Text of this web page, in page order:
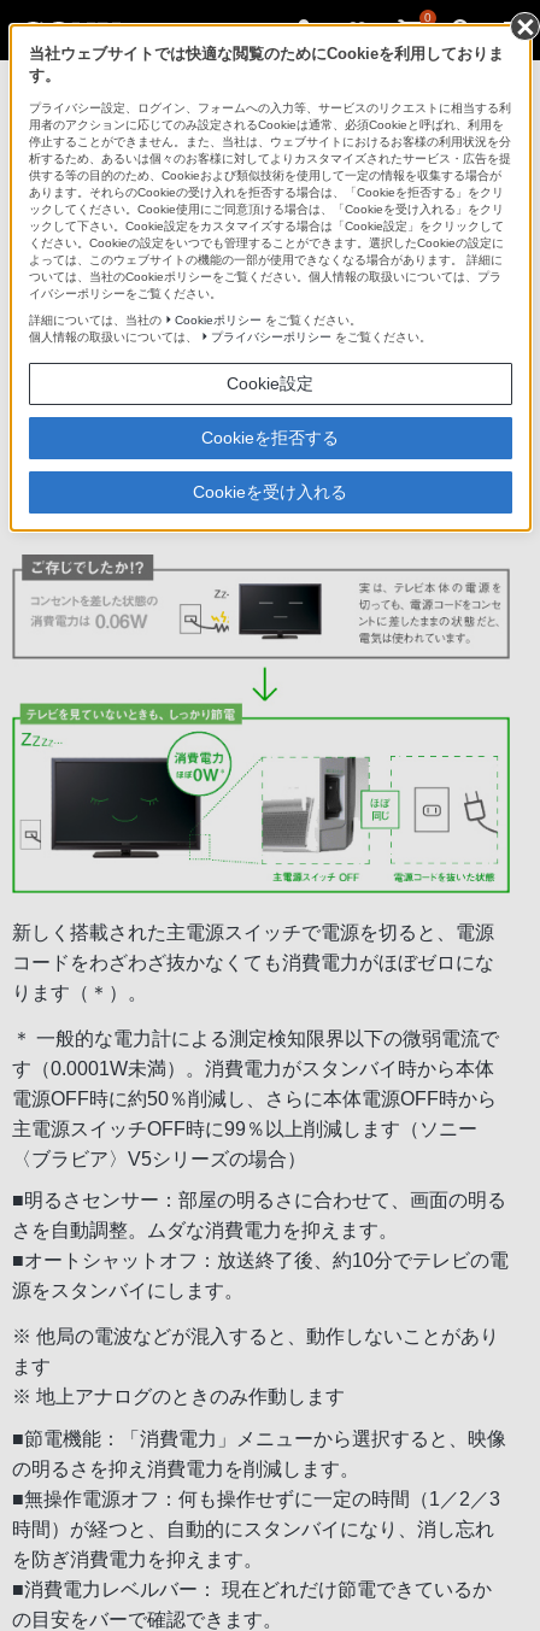
0
KDL-40F5
地上・BS・110度CSデジタルハイビジョン液晶テレビ KDL-40F5
商品の特長 | 環境
電源コードを抜かずに、電源オフ時の電力をほ
ぼ0W＊にできる「主電源スイッチ」
新しく搭載された主電源スイッチで電源を切ると、電源
コードをわざわざ抜かなくても消費電力がほぼゼロにな
ります（＊）。
＊ 一般的な電力計による測定検知限界以下の微弱電流で
す（0.0001W未満）。消費電力がスタンバイ時から本体
電源OFF時に約50％削減し、さらに本体電源OFF時から
主電源スイッチOFF時に99％以上削減します（ソニー
〈ブラビア〉V5シリーズの場合）
■明るさセンサー：部屋の明るさに合わせて、画面の明る
さを自動調整。ムダな消費電力を抑えます。
■オートシャットオフ：放送終了後、約10分でテレビの電
源をスタンバイにします。
※ 他局の電波などが混入すると、動作しないことがあり
ます
※ 地上アナログのときのみ作動します
■節電機能：「消費電力」メニューから選択すると、映像
の明るさを抑え消費電力を削減します。
■無操作電源オフ：何も操作せずに一定の時間（1／2／3
時間）が経つと、自動的にスタンバイになり、消し忘れ
を防ぎ消費電力を抑えます。
■消費電力レベルバー： 現在どれだけ節電できているか
の目安をバーで確認できます。
当社ウェブサイトでは快適な閲覧のためにCookieを利用しておりま
す。
プライバシー設定、ログイン、フォームへの入力等、サービスのリクエストに相当する利
用者のアクションに応じてのみ設定されるCookieは通常、必須Cookieと呼ばれ、利用を
停止することができません。また、当社は、ウェブサイトにおけるお客様の利用状況を分
析するため、あるいは個々のお客様に対してよりカスタマイズされたサービス・広告を提
供する等の目的のため、Cookieおよび類似技術を使用して一定の情報を収集する場合が
あります。それらのCookieの受け入れを拒否する場合は、「Cookieを拒否する」をクリ
ックしてください。Cookie使用にご同意頂ける場合は、「Cookieを受け入れる」をクリ
ックして下さい。Cookie設定をカスタマイズする場合は「Cookie設定」をクリックして
ください。Cookieの設定をいつでも管理することができます。選択したCookieの設定に
よっては、このウェブサイトの機能の一部が使用できなくなる場合があります。 詳細に
ついては、当社のCookieポリシーをご覧ください。個人情報の取扱いについては、プラ
イバシーポリシーをご覧ください。
詳細については、当社の
Cookieポリシー をご覧ください。
個人情報の取扱いについては、
プライバシーポリシー をご覧ください。
Cookie設定
Cookieを拒否する
Cookieを受け入れる